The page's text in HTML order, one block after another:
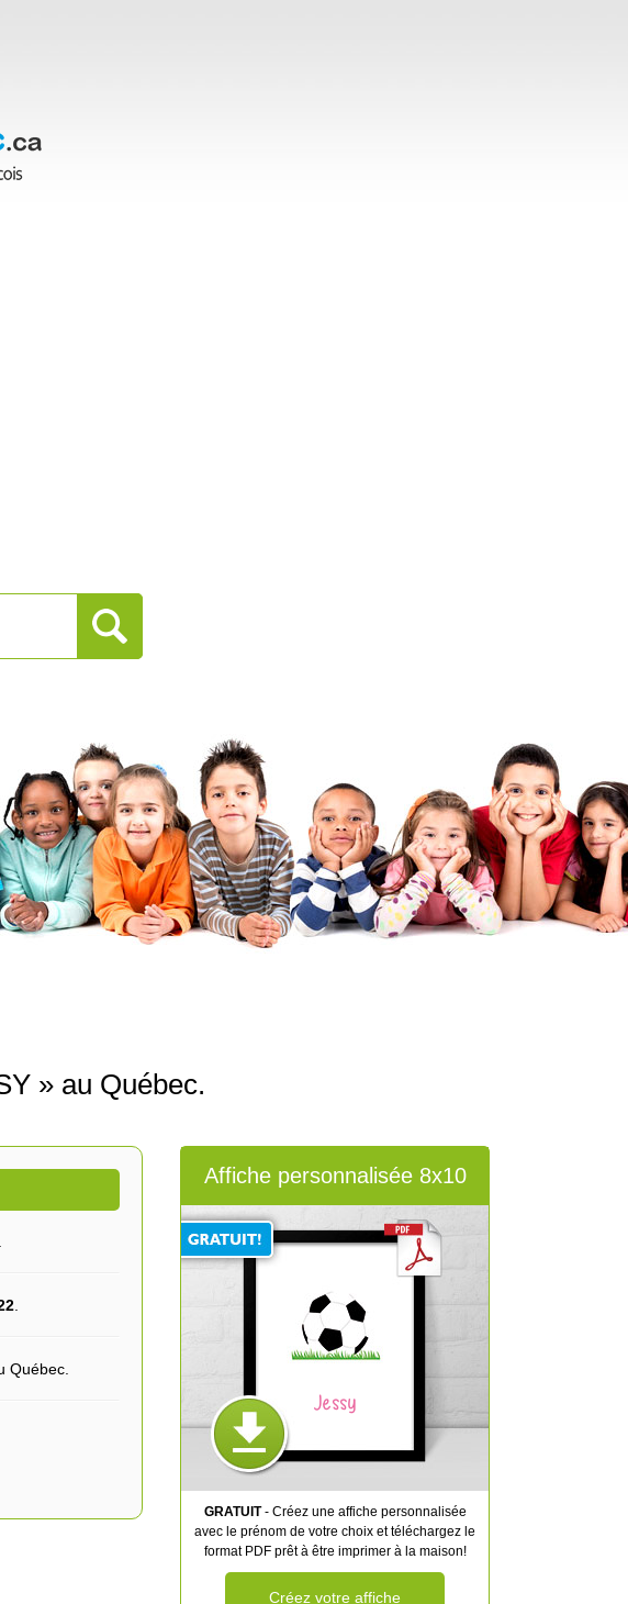
» au Québec.
Québec.
Affiche personnalisée 8x10
Jessy
GRATUIT- Créez une affiche personnalisée
avec le prénom de votre choix et téléchargez le
format PDF prêt à être imprimer à la maison!
Créez votre affiche